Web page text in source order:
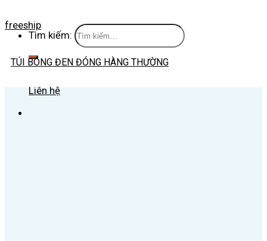
Tìm kiếm:
Liên hệ
freeship
TÚI BÓNG ĐEN ĐÓNG HÀNG THƯỜNG